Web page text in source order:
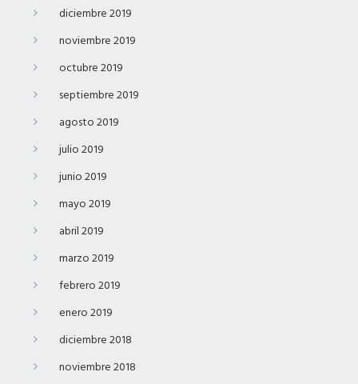
diciembre 2019
noviembre 2019
octubre 2019
septiembre 2019
agosto 2019
julio 2019
junio 2019
mayo 2019
abril 2019
marzo 2019
febrero 2019
enero 2019
diciembre 2018
noviembre 2018